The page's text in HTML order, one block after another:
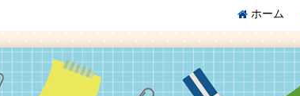
ホーム